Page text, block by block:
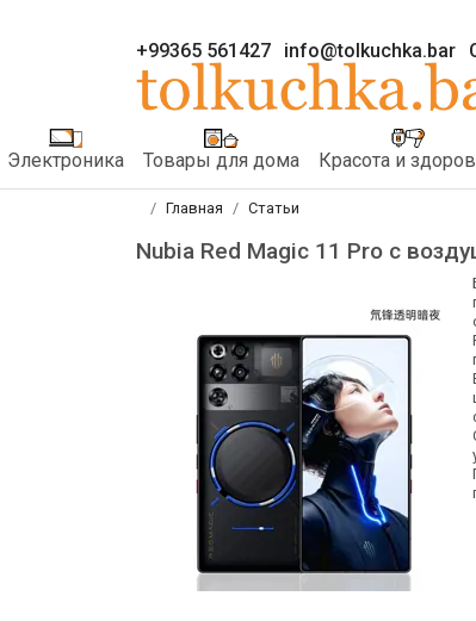
+99365 561427 info@tolkuchka.bar
Электроника Товары для дома Красота и
Главная Статьи
Nubia Red Magic 11 Pro с